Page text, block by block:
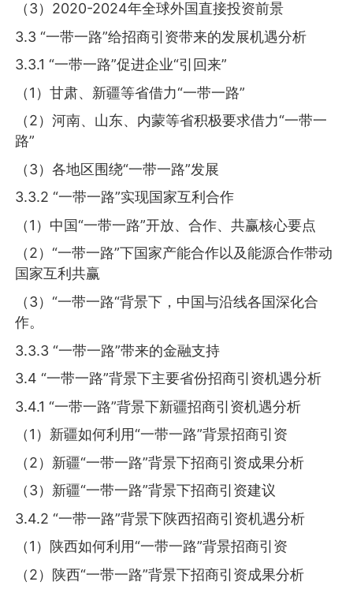
（3）2020-2024年全球外国直接投资前景
3.3 “一带一路”给招商引资带来的发展机遇分析
3.3.1 “一带一路”促进企业“引回来”
（1）甘肃、新疆等省借力“一带一路”
（2）河南、山东、内蒙等省积极要求借力“一带一
路”
（3）各地区围绕“一带一路”发展
3.3.2 “一带一路”实现国家互利合作
（1）中国“一带一路”开放、合作、共赢核心要点
（2）“一带一路”下国家产能合作以及能源合作带动
国家互利共赢
（3）“一带一路“背景下，中国与沿线各国深化合
作。
3.3.3 “一带一路”带来的金融支持
3.4 “一带一路”背景下主要省份招商引资机遇分析
3.4.1 “一带一路”背景下新疆招商引资机遇分析
（1）新疆如何利用“一带一路”背景招商引资
（2）新疆“一带一路”背景下招商引资成果分析
（3）新疆“一带一路”背景下招商引资建议
3.4.2 “一带一路”背景下陕西招商引资机遇分析
（1）陕西如何利用“一带一路”背景招商引资
（2）陕西“一带一路”背景下招商引资成果分析